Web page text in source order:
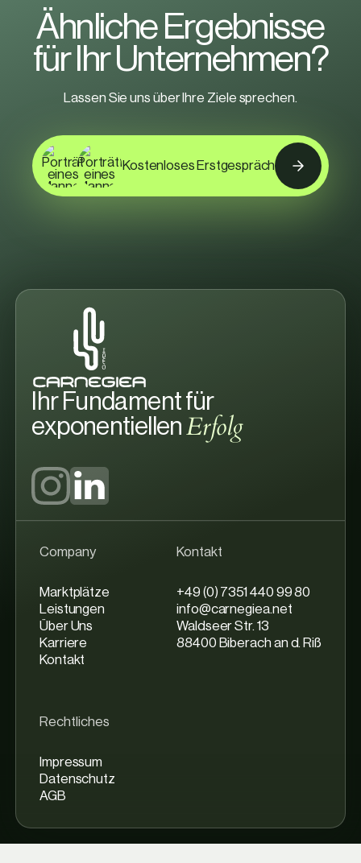
Ähn iche Ergebnisse
für hrUnternehmen?
Lassen Sie uns über Ihre Ziele sprechen.
Kostenloses Erstgespräch
Ihr Fundament für
exponentiellenErfolg
Company
Marktplätze
Leistungen
Über Uns
Karriere
Kontakt
Kontakt
+49 (0) 7351 440 99 80
info@carnegiea.net
Waldseer Str. 13
88400 Biberach an d. Riß
Rechtliches
Impressum
Datenschutz
AGB